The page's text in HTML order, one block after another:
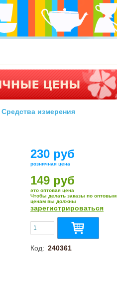
Средства измерения
230 руб
розничная цена
149 руб
это оптовая цена
Чтобы делать заказы по оптовым
ценам вы должны
зарегистрироваться
Код: 240361